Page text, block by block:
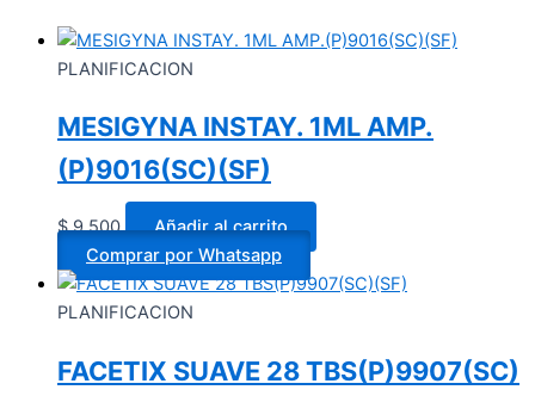
PLANIFICACION
MESIGYNA INSTAY. 1ML AMP.
(P)9016(SC)(SF)
$9.500
Añadir al carrito
Comprar por Whatsapp
PLANIFICACION
FACETIX SUAVE 28 TBS(P)9907(SC)